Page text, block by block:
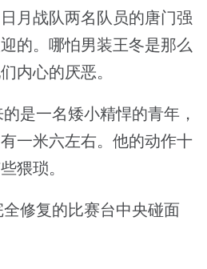
月战队两名队员的唐门强
的。哪怕男装王冬是那么
内心的厌恶。
是一名矮小精悍的青年，
一米六左右。他的动作十
猥琐。
修复的比赛台中央碰面